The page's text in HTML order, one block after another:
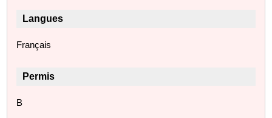
Langues
Français
Permis
B